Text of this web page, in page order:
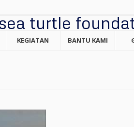
KEGIATAN BANTU KAMI